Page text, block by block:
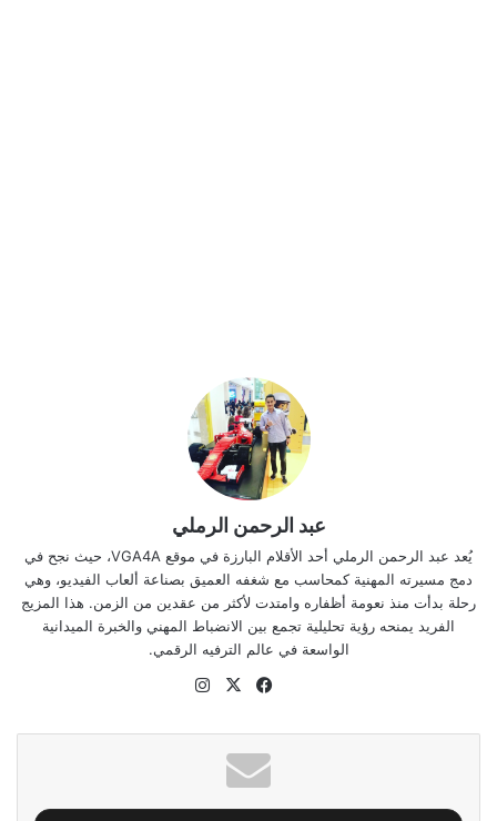
عبد الرحمن الرملي
يُعد عبد الرحمن الرملي أحد الأقلام البارزة في موقع VGA4A، حيث نجح في
دمج مسيرته المهنية كمحاسب مع شغفه العميق بصناعة ألعاب الفيديو، وهي
رحلة بدأت منذ نعومة أظفاره وامتدت لأكثر من عقدين من الزمن. هذا المزيج
الفريد يمنحه رؤية تحليلية تجمع بين الانضباط المهني والخبرة الميدانية
الواسعة في عالم الترفيه الرقمي.
موقع
فيسبوك
‫X